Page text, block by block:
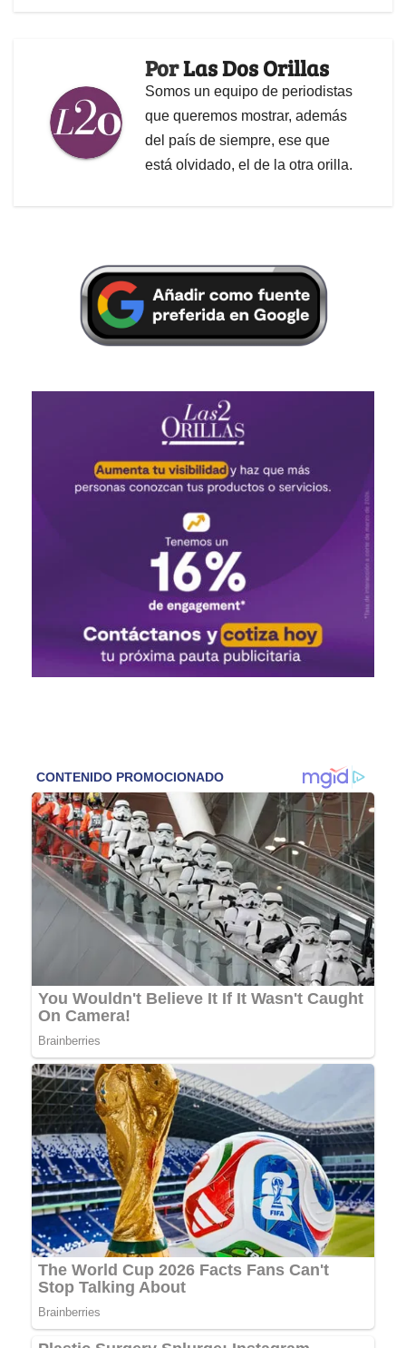
PorLas Dos Orillas
Somos un equipo de periodistas
que queremos mostrar, además
del país de siempre, ese que
está olvidado, el de la otra orilla.